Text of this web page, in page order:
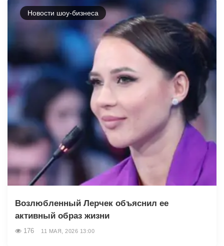
Новости шоу-бизнеса
Возлюбленный Лерчек объяснил ее
активный образ жизни
176 11 МАЯ, 2026 13:00